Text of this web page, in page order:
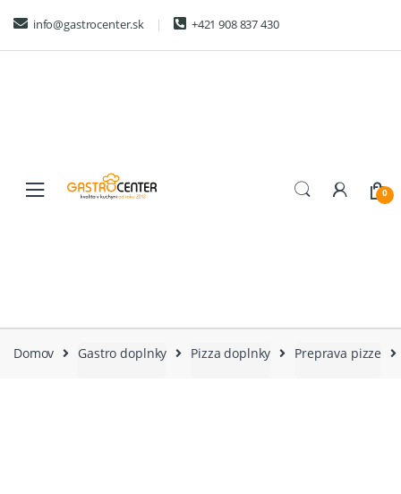
navigation
content
info@gastrocenter.sk +421 908 837 430
0
Domov Gastro doplnky Pizza doplnky Preprava pizze